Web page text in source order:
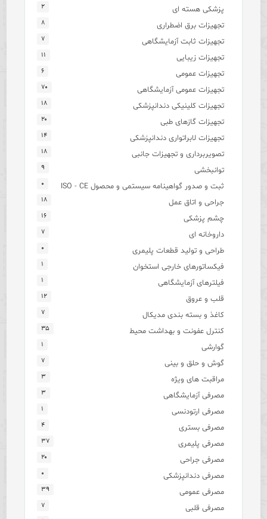
پزشکی هسته ای ۲
تجهیزات برق اضطراری ۸
تجهیزات ثابت آزمایشگاهی ۷
تجهیزات زیبایی ۱۱
تجهیزات عمومی ۶
تجهیزات عمومی آزمایشگاهی ۷۰
تجهیزات کلینیکی دندانپزشکی ۱۸
تجهیزات گازهای طبی ۲۰
تجهیزات لابراتواری دندانپزشکی ۱۴
تصویربرداری و تجهیزات جانبی ۱۸
توانبخشی ۹
ثبت و صدور گواهینامه سیستمی و محصول ISO - CE ۰
جراحی و اتاق عمل ۱۸
چشم پزشکی ۱۶
داروخانه ای ۷
طراحی و تولید قطعات پلیمری ۰
فیکساتورهای خارجی استخوان ۱
فیلترهای آزمایشگاهی ۱
قلب و عروق ۱۲
کاغذ و بسته بندی مدیکال ۷
کنترل عفونت و بهداشت محیط ۳۵
گوارشی ۱
گوش و حلق و بینی ۷
مراقبت های ویژه ۳
مصرفی آزمایشگاهی ۳
مصرفی ارتودنسی ۱
مصرفی بستری ۴
مصرفی پلیمری ۳۷
مصرفی جراحی ۲۰
مصرفی دندانپزشکی ۰
مصرفی عمومی ۳۹
مصرفی قلبی ۷